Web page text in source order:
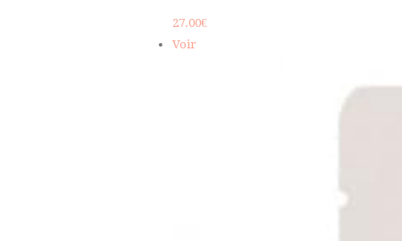
27.00€
Voir